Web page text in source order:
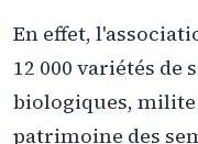
En effet,
12 000 variétés de
biologiques, milite
patrimoine des